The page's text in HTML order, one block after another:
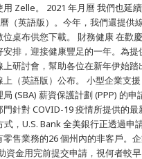
待。
在
U.S.
Bank
全
美
銀
行，
我
們
提
供
一
些
機
用 Zelle。 2021 年月曆 我們也延
（英語版）。今年，我們還提供
位桌布供您下載。 財務健康 在歡
安排，迎接健康豐足的一年。為
上研討會，幫助各位在新年伊始
上（英語版）公布。 小型企業支
(SBA) 薪資保護計劃 (PPP) 的
門針對 COVID-19 疫情所提供的
式，U.S. Bank 全美銀行正透過申
售業務的26 個州內的非客戶。
資金用完前提交申請，視何者較